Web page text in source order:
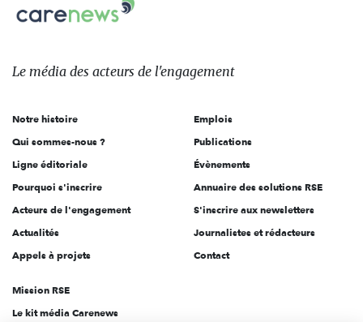
sur:
Le
des
l'engagement
Le média des acteurs de l'engagement
Notre histoire
Qui sommes-nous ?
Ligne éditoriale
Pourquoi s'inscrire
Acteurs de l'engagement
Actualités
Appels à projets
Emplois
Publications
Évènements
Annuaire des solutions RSE
S'inscrire aux newsletters
Journalistes et rédacteurs
Contact
Mission RSE
Le kit média Carenews